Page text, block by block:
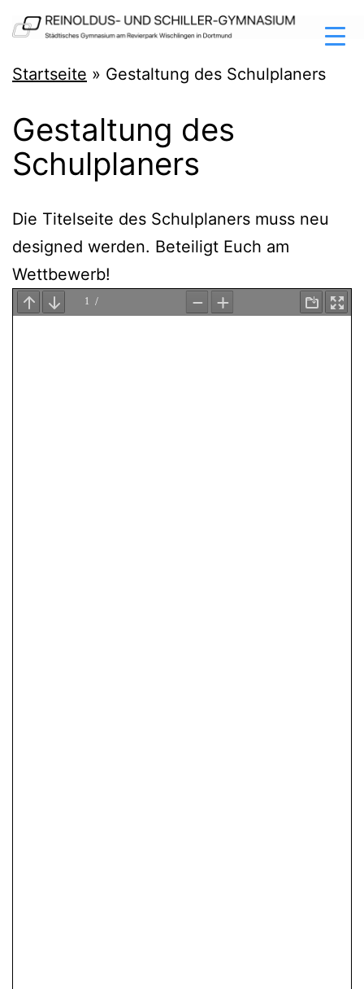
Zum
Inhalt
springen
Reinoldus-
Schiller-
Gymnasium
Startseite » Gestaltung des Schulplaners
Gestaltung des
Schulplaners
Die Titel­sei­te des Schul­pla­ners muss neu
desi­gned wer­den. Betei­ligt Euch am
Wettbewerb!